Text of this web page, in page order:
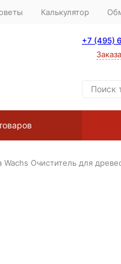
Калькулятор
+7 (495)
Wachs Очиститель для